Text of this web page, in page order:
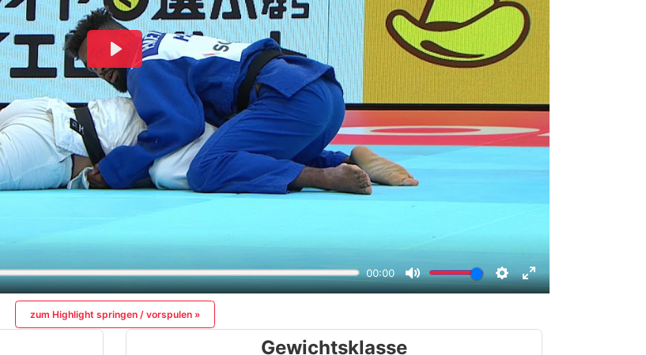
zum Highlight springen / vorspulen »
Gewichtsklasse